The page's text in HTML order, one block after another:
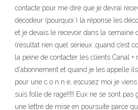
contacte pour me dire que je devrai
décodeur (pourquoi ) la réponse les
et je devais le recevoir dans la semaine
(résultat rien quel sérieux ,quand c’est
la peine de contacter les clients Canal
d'abonnement et quand je les appelle
pour une c o n n e, escusez moi je
suis folle de rage!!!!! Eux ne se sont pas
une lettre de mise en poursuite parce